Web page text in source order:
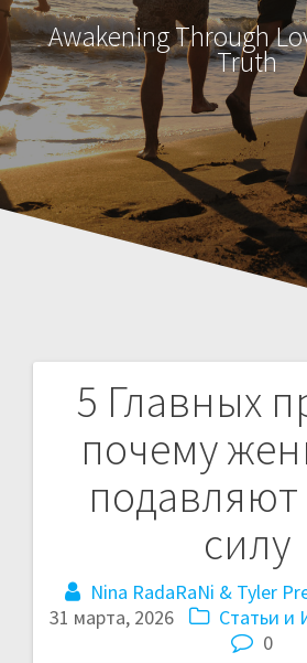
Awakening Through
Truth
5 Главных
почему
силу
Nina RadaRaNi & Tyler
31 марта, 2026
Статьи и
0
г